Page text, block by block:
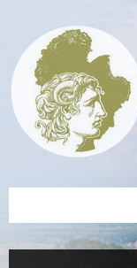
content
sidebar
sidebar
footer